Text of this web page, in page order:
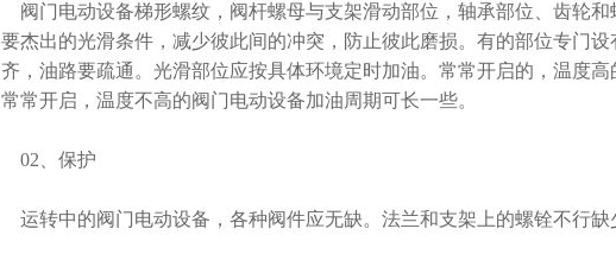
阀门电动设备梯形螺纹，阀杆螺母与支架滑动部位，轴承部位、齿轮
要杰出的光滑条件，减少彼此间的冲突，防止彼此磨损。有的部位专门
齐，油路要疏通。光滑部位应按具体环境定时加油。常常开启的，温度
常常开启，温度不高的阀门电动设备加油周期可长一些。
02、保护
运转中的阀门电动设备，各种阀件应无缺。法兰和支架上的螺铨不行缺